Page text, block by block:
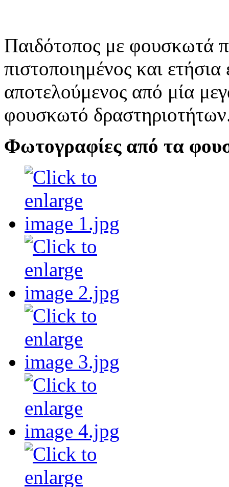
Παιδότοπος με φουσκωτά
πιστοποιημένος και
αποτελούμενος από μία
φουσκωτό
Φωτογραφίες από τα